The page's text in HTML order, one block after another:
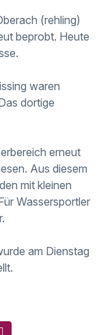
(rehling)
beprobt. Heute
waren
dortige
erneut
Aus diesem
mit kleinen
Wassersportler
am Dienstag